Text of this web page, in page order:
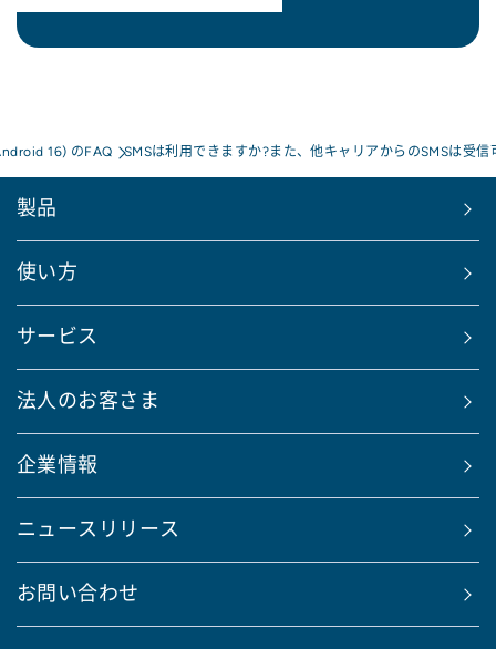
16) のFAQ SMSは利用できますか?また、他キャリアからのSMSは受信
製品
使い方
サービス
法人のお客さま
企業情報
ニュースリリース
お問い合わせ